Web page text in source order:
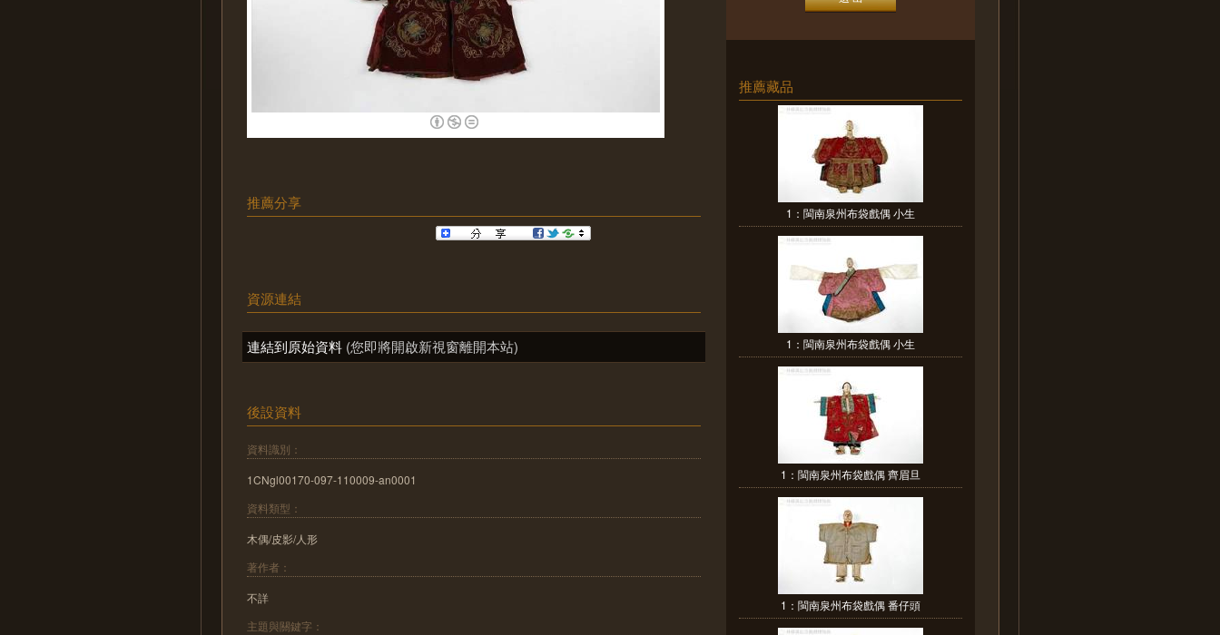
推薦分享
資源連結
連結到原始資料 (您即將開啟新視窗離開本站)
後設資料
資料識別：
1CNgl00170-097-110009-an0001
資料類型：
木偶/皮影/人形
著作者：
不詳
主題與關鍵字：
推薦藏品
1：閩南泉州布袋戲偶 小生
1：閩南泉州布袋戲偶 小生
1：閩南泉州布袋戲偶 齊眉旦
1：閩南泉州布袋戲偶 番仔頭